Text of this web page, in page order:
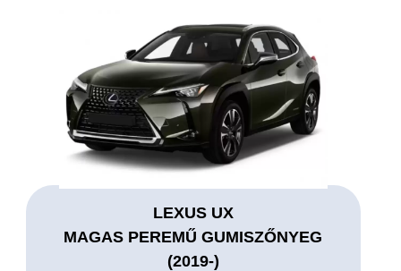
LEXUS UX
MAGAS PEREMŰ GUMISZŐNYEG
(2019-)